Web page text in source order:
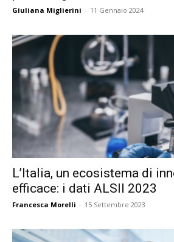
Giuliana Miglierini - 11 Gennaio 2024
L’Italia, un ecosistema di
efficace: i dati ALSII 2023
Francesca Morelli - 15 Settembre 2023